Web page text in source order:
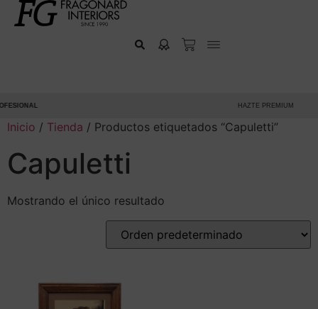
HAZTE PREMIUM
Inicio / Tienda / Productos etiquetados “Capuletti”
Capuletti
Mostrando el único resultado